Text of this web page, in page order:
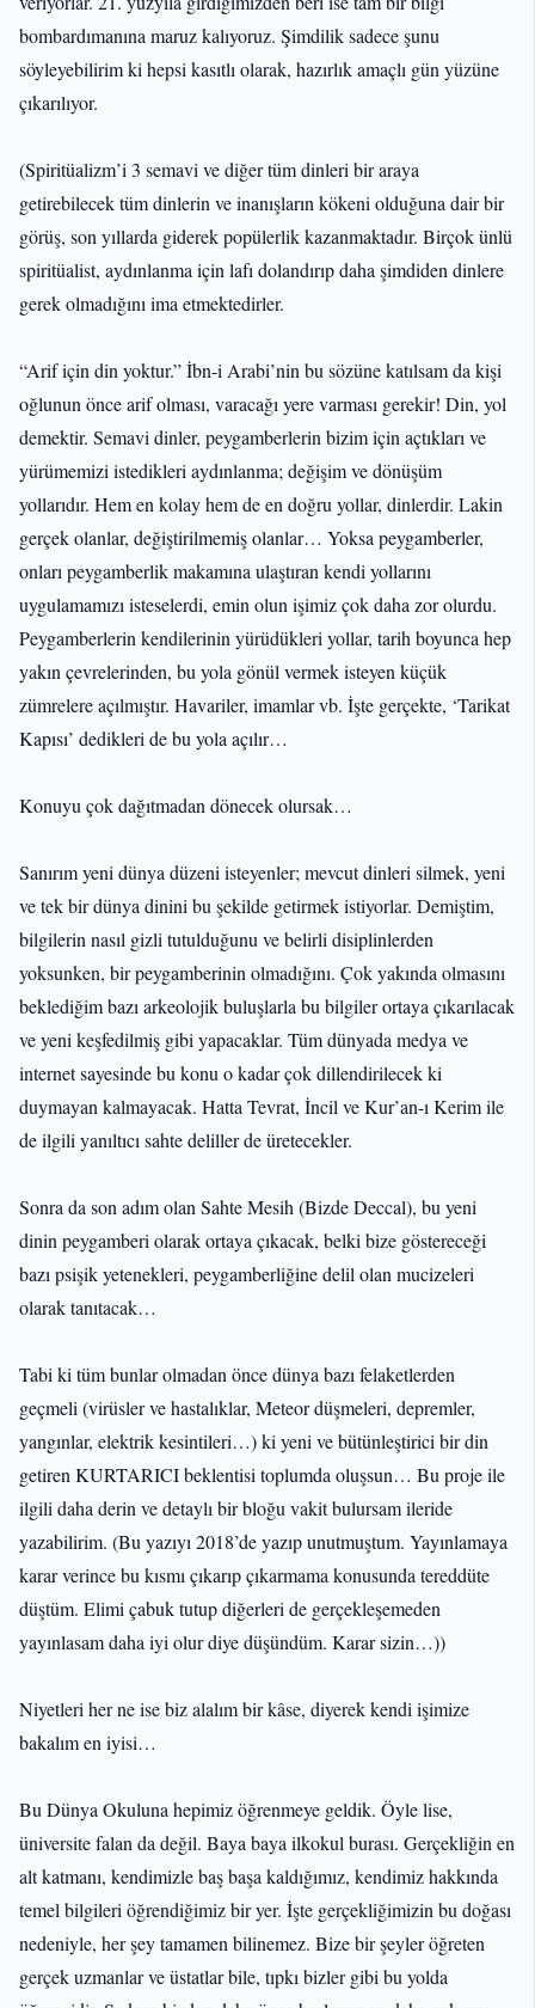
bombardımanına maruz kalıyoruz. Şimdilik sadece şunu
söyleyebilirim ki hepsi kasıtlı olarak, hazırlık amaçlı gün yüzüne
çıkarılıyor.
(Spiritüalizm’i 3 semavi ve diğer tüm dinleri bir araya
getirebilecek tüm dinlerin ve inanışların kökeni olduğuna dair bir
görüş, son yıllarda giderek popülerlik kazanmaktadır. Birçok ünlü
spiritüalist, aydınlanma için lafı dolandırıp daha şimdiden dinlere
gerek olmadığını ima etmektedirler.
“Arif için din yoktur.” İbn-i Arabi’nin bu sözüne katılsam da kişi
oğlunun önce arif olması, varacağı yere varması gerekir! Din, yol
demektir. Semavi dinler, peygamberlerin bizim için açtıkları ve
yürümemizi istedikleri aydınlanma; değişim ve dönüşüm
yollarıdır. Hem en kolay hem de en doğru yollar, dinlerdir. Lakin
gerçek olanlar, değiştirilmemiş olanlar… Yoksa peygamberler,
onları peygamberlik makamına ulaştıran kendi yollarını
uygulamamızı isteselerdi, emin olun işimiz çok daha zor olurdu.
Peygamberlerin kendilerinin yürüdükleri yollar, tarih boyunca hep
yakın çevrelerinden, bu yola gönül vermek isteyen küçük
zümrelere açılmıştır. Havariler, imamlar vb. İşte gerçekte, ‘Tarikat
Kapısı’ dedikleri de bu yola açılır…
Konuyu çok dağıtmadan dönecek olursak…
Sanırım yeni dünya düzeni isteyenler; mevcut dinleri silmek, yeni
ve tek bir dünya dinini bu şekilde getirmek istiyorlar. Demiştim,
bilgilerin nasıl gizli tutulduğunu ve belirli disiplinlerden
yoksunken, bir peygamberinin olmadığını. Çok yakında olmasını
beklediğim bazı arkeolojik buluşlarla bu bilgiler ortaya çıkarılacak
ve yeni keşfedilmiş gibi yapacaklar. Tüm dünyada medya ve
internet sayesinde bu konu o kadar çok dillendirilecek ki
duymayan kalmayacak. Hatta Tevrat, İncil ve Kur’an-ı Kerim ile
de ilgili yanıltıcı sahte deliller de üretecekler.
Sonra da son adım olan Sahte Mesih (Bizde Deccal), bu yeni
dinin peygamberi olarak ortaya çıkacak, belki bize göstereceği
bazı psişik yetenekleri, peygamberliğine delil olan mucizeleri
olarak tanıtacak…
Tabi ki tüm bunlar olmadan önce dünya bazı felaketlerden
geçmeli (virüsler ve hastalıklar, Meteor düşmeleri, depremler,
yangınlar, elektrik kesintileri…) ki yeni ve bütünleştirici bir din
getiren KURTARICI beklentisi toplumda oluşsun… Bu proje ile
ilgili daha derin ve detaylı bir bloğu vakit bulursam ileride
yazabilirim. (Bu yazıyı 2018’de yazıp unutmuştum. Yayınlamaya
karar verince bu kısmı çıkarıp çıkarmama konusunda tereddüte
düştüm. Elimi çabuk tutup diğerleri de gerçekleşemeden
yayınlasam daha iyi olur diye düşündüm. Karar sizin…))
Niyetleri her ne ise biz alalım bir kâse, diyerek kendi işimize
bakalım en iyisi…
Bu Dünya Okuluna hepimiz öğrenmeye geldik. Öyle lise,
üniversite falan da değil. Baya baya ilkokul burası. Gerçekliğin en
alt katmanı, kendimizle baş başa kaldığımız, kendimiz hakkında
temel bilgileri öğrendiğimiz bir yer. İşte gerçekliğimizin bu doğası
nedeniyle, her şey tamamen bilinemez. Bize bir şeyler öğreten
gerçek uzmanlar ve üstatlar bile, tıpkı bizler gibi bu yolda